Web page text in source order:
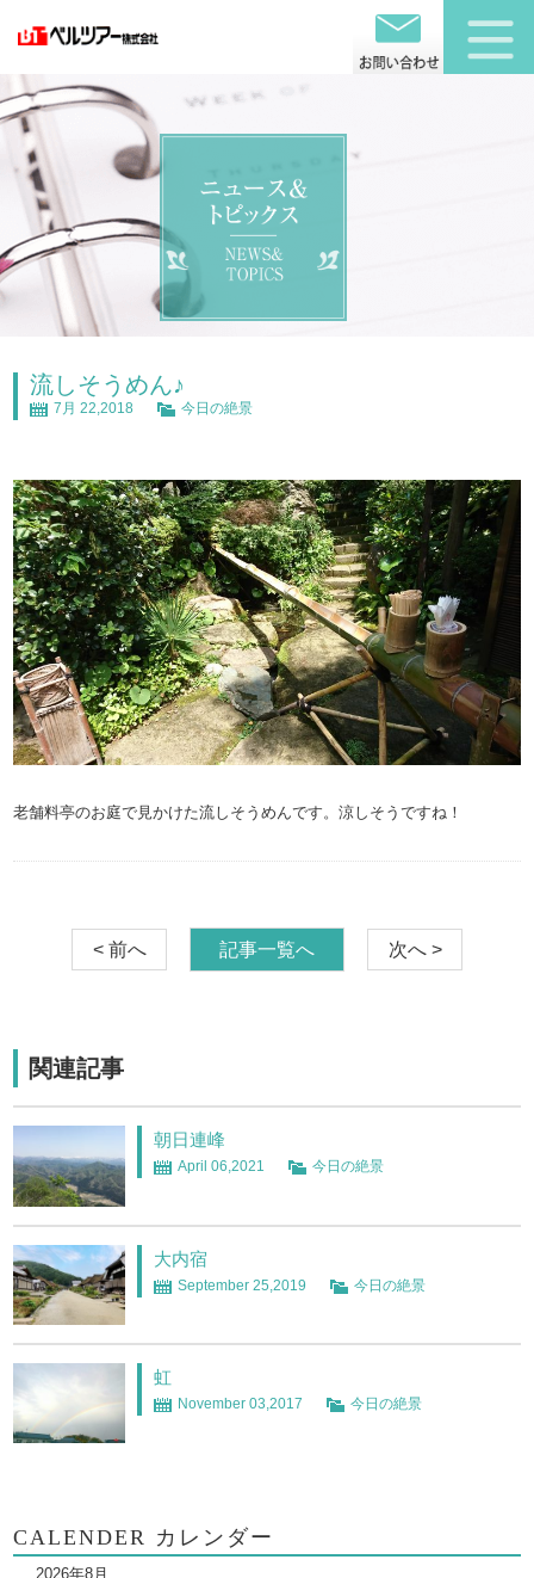
流しそうめん♪
7月 22,2018 今日の絶景
老舗料亭のお庭で見かけた流しそうめんです。涼しそうですね！
< 前へ 記事一覧へ 次へ >
関連記事
朝日連峰
April 06,2021 今日の絶景
大内宿
September 25,2019 今日の絶景
虹
November 03,2017 今日の絶景
CALENDER カレンダー
2026年8月